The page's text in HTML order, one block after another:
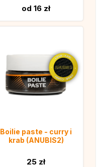
od 16 zł
Boilie paste - curry i
krab (ANUBIS2)
25 zł